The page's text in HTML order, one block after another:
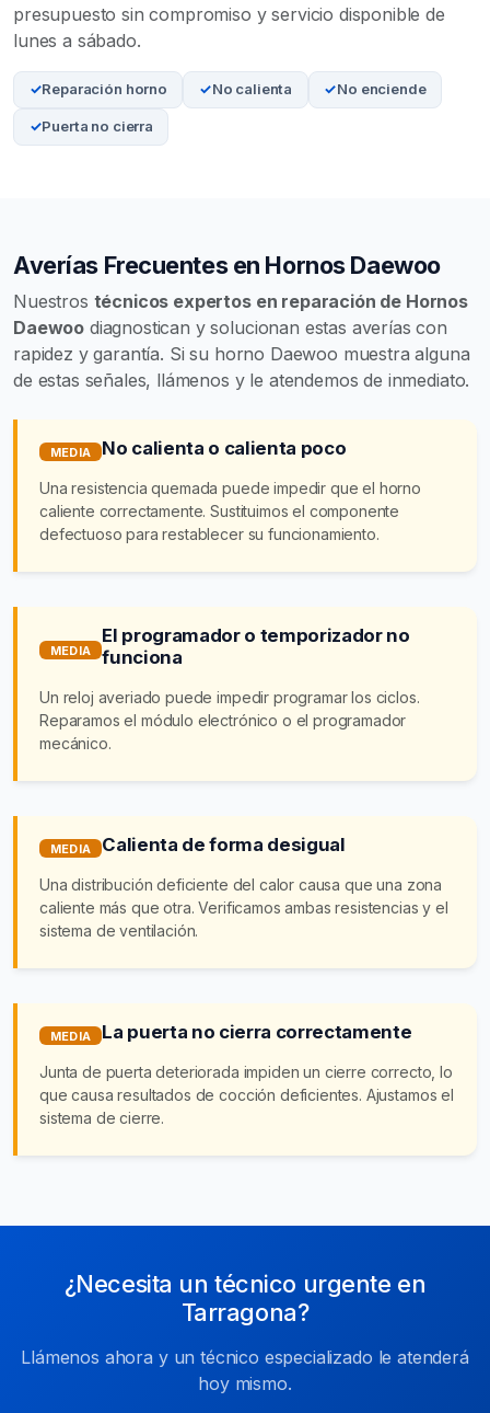
presupuesto sin compromiso y servicio disponible de
lunes a sábado.
Reparación horno No calienta No enciende
Puerta no cierra
Averías Frecuentes en Hornos Daewoo
Nuestros técnicos expertos en reparación de Hornos
Daewoo diagnostican y solucionan estas averías con
rapidez y garantía. Si su horno Daewoo muestra alguna
de estas señales, llámenos y le atendemos de inmediato.
MEDIA No calienta o calienta poco
Una resistencia quemada puede impedir que el horno
caliente correctamente. Sustituimos el componente
defectuoso para restablecer su funcionamiento.
MEDIA
El programador o temporizador no
funciona
Un reloj averiado puede impedir programar los ciclos.
Reparamos el módulo electrónico o el programador
mecánico.
MEDIA Calienta de forma desigual
Una distribución deficiente del calor causa que una zona
caliente más que otra. Verificamos ambas resistencias y el
sistema de ventilación.
MEDIA La puerta no cierra correctamente
Junta de puerta deteriorada impiden un cierre correcto, lo
que causa resultados de cocción deficientes. Ajustamos el
sistema de cierre.
¿Necesita un técnico urgente en
Tarragona?
Llámenos ahora y un técnico especializado le atenderá
hoy mismo.